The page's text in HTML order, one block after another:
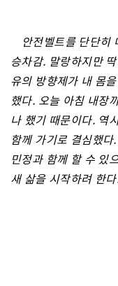
안전벨트를 단단히
승차감. 말랑하지만
유의 방향제가 내 몸
했다. 오늘 아침 내장
나 했기 때문이다. 역
함께 가기로 결심했
민정과 함께 할 수 있
새 삶을 시작하려 한